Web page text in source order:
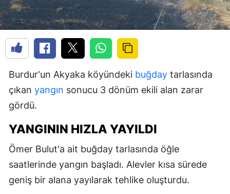
Burdur'un Akyaka köyündeki buğday tarlasında
çıkan yangın sonucu 3 dönüm ekili alan zarar
gördü.
YANGININ HIZLA YAYILDI
Ömer Bulut'a ait buğday tarlasında öğle
saatlerinde yangın başladı. Alevler kısa sürede
geniş bir alana yayılarak tehlike oluşturdu.